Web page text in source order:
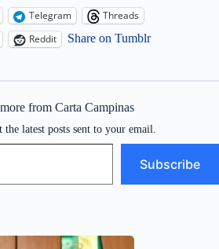
Telegram
Threads
Reddit Share on Tumblr
from Carta Campinas
the latest posts sent to your email.
Subscribe